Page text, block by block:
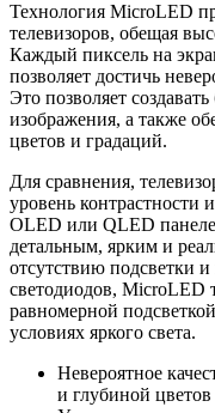
Технология MicroLED
телевизоров, обещая
Каждый пиксель на
позволяет достичь
Это позволяет
изображения, а также
цветов и градаций.
Для сравнения,
уровень контрастности
OLED или QLED
детальным, ярким и
отсутствию подсветки
светодиодов, MicroLED
равномерной
условиях яркого света.
Невероятное
и глубиной цветов